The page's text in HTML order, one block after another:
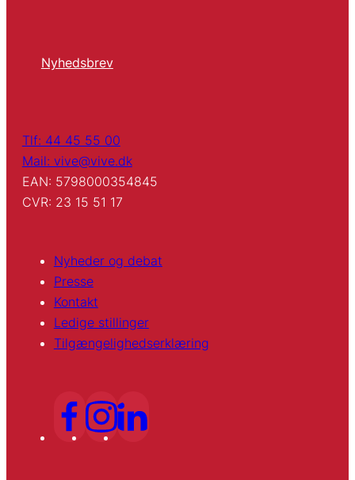
Nyhedsbrev
Tlf: 44 45 55 00
Mail: vive@vive.dk
EAN: 5798000354845
CVR: 23 15 51 17
Nyheder og debat
Presse
Kontakt
Ledige stillinger
Tilgængelighedserklæring